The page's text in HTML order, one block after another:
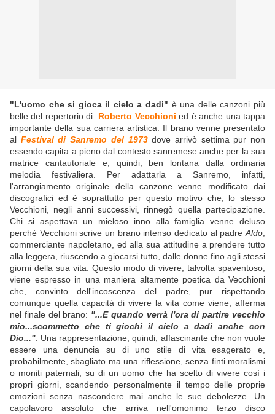
"L'uomo che si gioca il cielo a dadi" è una delle canzoni più
belle del repertorio di
Roberto Vecchioni ed è anche una tappa
importante della sua carriera artistica. Il brano venne presentato
al Festival di Sanremo del 1973dove arrivò settima pur non
essendo capita a pieno dal contesto sanremese anche per la sua
matrice cantautoriale e, quindi, ben lontana dalla ordinaria
melodia festivaliera. Per adattarla a Sanremo, infatti,
l'arrangiamento originale della canzone venne modificato dai
discografici ed è soprattutto per questo motivo che, lo stesso
Vecchioni, negli anni successivi, rinnegò quella partecipazione.
Chi si aspettava un mieloso inno alla famiglia venne deluso
perchè Vecchioni scrive un brano intenso dedicato al padre Aldo
commerciante napoletano, ed alla sua attitudine a prendere tutto
alla leggera, riuscendo a giocarsi tutto, dalle donne fino agli stessi
giorni della sua vita. Questo modo di vivere, talvolta spaventoso,
viene espresso in una maniera altamente poetica da Vecchioni
che, convinto dell'incoscenza del padre, pur rispettando
comunque quella capacità di vivere la vita come viene, afferma
nel finale del brano: "...E quando verrà l'ora di partire vecchio
mio...scommetto che ti giochi il cielo a dadi anche con
Dio..." . Una rappresentazione, quindi, affascinante che non vuole
essere una denuncia su di uno stile di vita esagerato e,
probabilmente, sbagliato ma una riflessione, senza finti moralismi
o moniti paternali, su di un uomo che ha scelto di vivere così i
propri giorni, scandendo personalmente il tempo delle proprie
emozioni senza nascondere mai anche le sue debolezze. Un
capolavoro assoluto che arriva nell'omonimo terzo disco